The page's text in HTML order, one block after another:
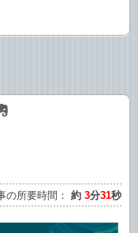
の所要時間： 約 3分31秒